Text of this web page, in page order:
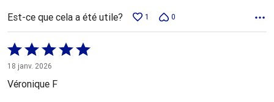
Est-ce que cela a été utile? 1 0
Coté
5 sur
5
18 janv. 2026
Véronique F